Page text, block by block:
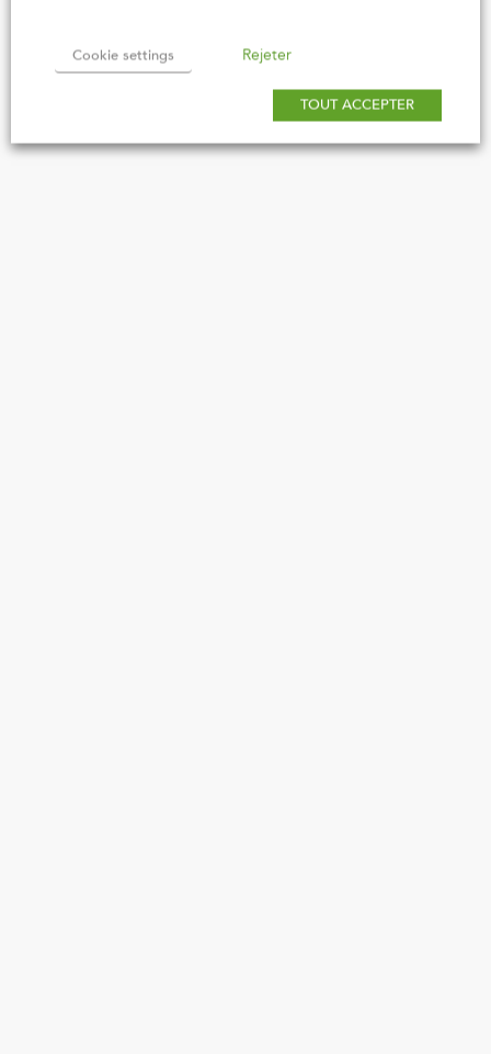
Cookie settings Rejeter
TOUT ACCEPTER